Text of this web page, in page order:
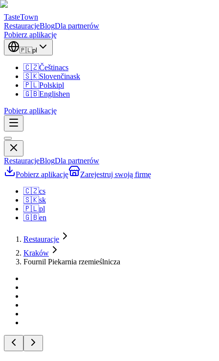
TasteTown
RestauracjeBlogDla partnerów
Pobierz aplikację
🇵🇱pl
🇨🇿Češtinacs
🇸🇰Slovenčinask
🇵🇱Polskipl
🇬🇧Englishen
Pobierz aplikację
RestauracjeBlogDla partnerów
Pobierz aplikację
Zarejestruj swoją firmę
🇨🇿cs
🇸🇰sk
🇵🇱pl
🇬🇧en
Restauracje
Kraków
Fournil Piekarnia rzemieślnicza